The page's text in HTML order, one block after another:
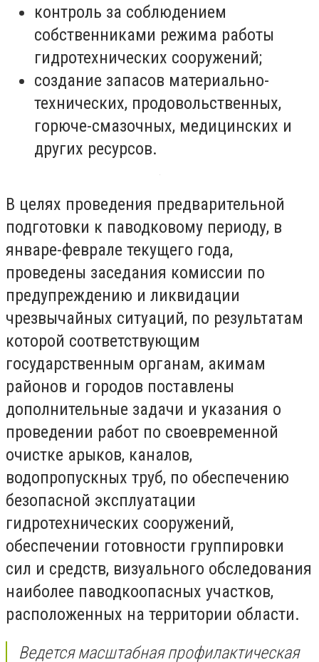
контроль за соблюдением
собственниками режима работы
гидротехнических сооружений;
создание запасов материально-
технических, продовольственных,
горюче-смазочных, медицинских и
других ресурсов.
В целях проведения предварительной
подготовки к паводковому периоду, в
январе-феврале текущего года,
проведены заседания комиссии по
предупреждению и ликвидации
чрезвычайных ситуаций, по результатам
которой соответствующим
государственным органам, акимам
районов и городов поставлены
дополнительные задачи и указания о
проведении работ по своевременной
очистке арыков, каналов,
водопропускных труб, по обеспечению
безопасной эксплуатации
гидротехнических сооружений,
обеспечении готовности группировки
сил и средств, визуального обследования
наиболее паводкоопасных участков,
расположенных на территории области.
Ведется масштабная профилактическая